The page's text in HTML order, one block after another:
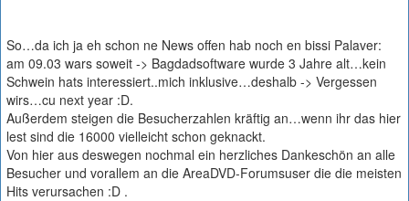
So…da ich ja eh schon ne News offen hab noch en bissi Palaver:
am 09.03 wars soweit -> Bagdadsoftware wurde 3 Jahre alt…kein
Schwein hats interessiert..mich inklusive…deshalb -> Vergessen
wirs…cu next year :D.
Außerdem steigen die Besucherzahlen kräftig an…wenn ihr das hier
lest sind die 16000 vielleicht schon geknackt.
Von hier aus deswegen nochmal ein herzliches Dankeschön an alle
Besucher und vorallem an die AreaDVD-Forumsuser die die meisten
Hits verursachen :D .